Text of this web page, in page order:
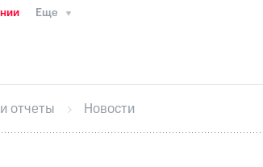
Еще
ИнтервьюФинансовая
секретарьРаскрытие
кабинет акционера
отчеты Новости